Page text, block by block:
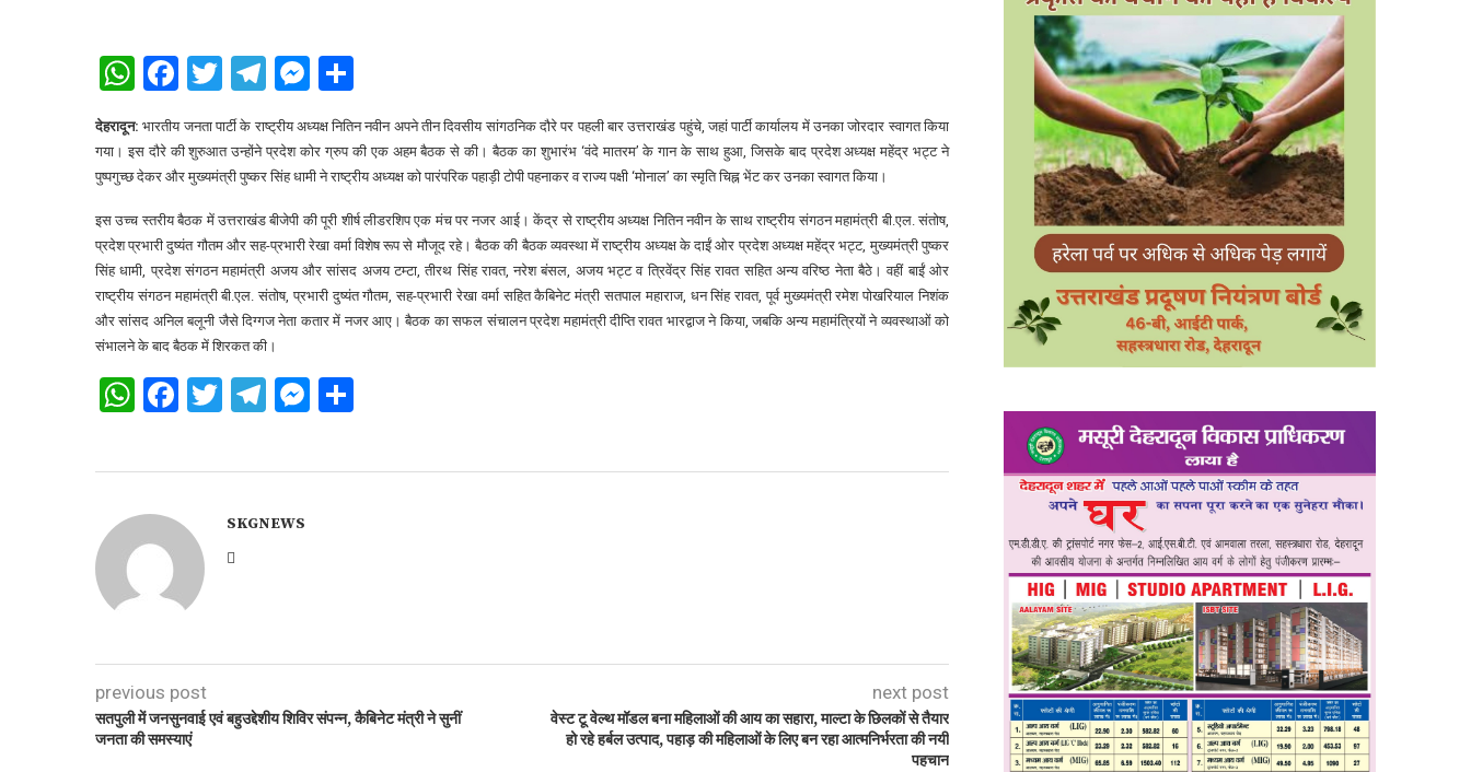
WhatsApp
Facebook
Twitter
Telegram
Messenger
देहरादून: भारतीय जनता पार्टी के राष्ट्रीय अध्यक्ष नितिन नवीन अपने तीन दिवसीय सांगठनिक दौरे पर पहली बार उत्तराखंड पहुंचे, जहां पार्टी कार्यालय में उनका जोरदार स्वागत किया
गया। इस दौरे की शुरुआत उन्होंने प्रदेश कोर ग्रुप की एक अहम बैठक से की। बैठक का शुभारंभ ‘वंदे मातरम’ के गान के साथ हुआ, जिसके बाद प्रदेश अध्यक्ष महेंद्र भट्ट ने
पुष्पगुच्छ देकर और मुख्यमंत्री पुष्कर सिंह धामी ने राष्ट्रीय अध्यक्ष को पारंपरिक पहाड़ी टोपी पहनाकर व राज्य पक्षी ‘मोनाल’ का स्मृति चिह्न भेंट कर उनका स्वागत किया।
​इस उच्च स्तरीय बैठक में उत्तराखंड बीजेपी की पूरी शीर्ष लीडरशिप एक मंच पर नजर आई। केंद्र से राष्ट्रीय अध्यक्ष नितिन नवीन के साथ राष्ट्रीय संगठन महामंत्री बी.एल. संतोष,
प्रदेश प्रभारी दुष्यंत गौतम और सह-प्रभारी रेखा वर्मा विशेष रूप से मौजूद रहे। बैठक की बैठक व्यवस्था में राष्ट्रीय अध्यक्ष के दाईं ओर प्रदेश अध्यक्ष महेंद्र भट्ट, मुख्यमंत्री पुष्कर
सिंह धामी, प्रदेश संगठन महामंत्री अजय और सांसद अजय टम्टा, तीरथ सिंह रावत, नरेश बंसल, अजय भट्ट व त्रिवेंद्र सिंह रावत सहित अन्य वरिष्ठ नेता बैठे। वहीं बाईं ओर
राष्ट्रीय संगठन महामंत्री बी.एल. संतोष, प्रभारी दुष्यंत गौतम, सह-प्रभारी रेखा वर्मा सहित कैबिनेट मंत्री सतपाल महाराज, धन सिंह रावत, पूर्व मुख्यमंत्री रमेश पोखरियाल निशंक
और सांसद अनिल बलूनी जैसे दिग्गज नेता कतार में नजर आए। बैठक का सफल संचालन प्रदेश महामंत्री दीप्ति रावत भारद्वाज ने किया, जबकि अन्य महामंत्रियों ने व्यवस्थाओं को
संभालने के बाद बैठक में शिरकत की।
WhatsApp
Facebook
Twitter
Telegram
Messenger
SKGNEWS
previous post
सतपुली में जनसुनवाई एवं बहुउद्देशीय शिविर संपन्न, कैबिनेट मंत्री ने सुनीं
जनता की समस्याएं
next post
वेस्ट टू वेल्थ मॉडल बना महिलाओं की आय का सहारा, माल्टा के छिलकों से तैयार
हो रहे हर्बल उत्पाद, पहाड़ की महिलाओं के लिए बन रहा आत्मनिर्भरता की नयी
पहचान